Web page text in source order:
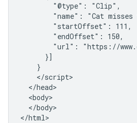
        "@type": "Clip",
"name": "Cat misses
        "startOffset": 111,
        "endOffset": 150,
"url": "https://
      }]
    }
    </script>
  </head>
  <body>
  </body>
</html>